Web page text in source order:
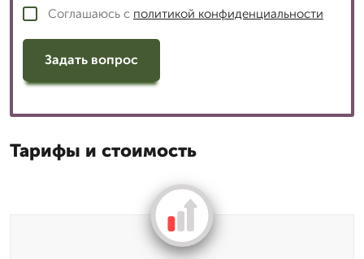
Соглашаюсь с политикой конфиденциальности
Задать вопрос
Тарифы и стоимость